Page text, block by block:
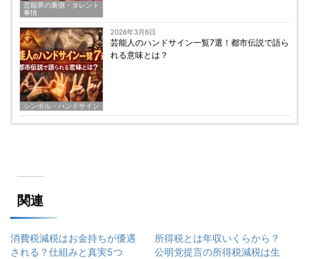
芸能界の裏側・タレント
事情
シンボル・ハンドサイン
2026年3月6日
芸能人のハンドサイン一覧7選！都市伝説で語ら
れる意味とは？
関連
消費税減税はお金持ちが優遇
される？仕組みと真実5つ
所得税とは年収いくらから？
公明党提言の所得税減税は生